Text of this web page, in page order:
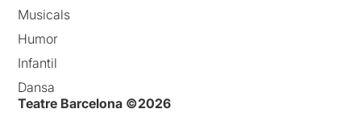
Musicals
Humor
Infantil
Dansa
Teatre Barcelona ©2026